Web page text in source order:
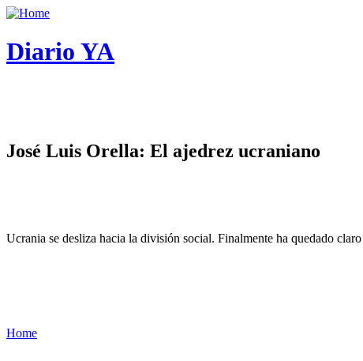
Diario YA
José Luis Orella: El ajedrez ucraniano
Ucrania se desliza hacia la división social. Finalmente ha quedado
Home